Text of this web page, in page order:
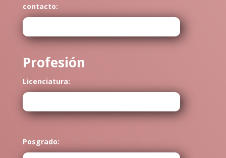
contacto:
Profesión
Licenciatura:
Posgrado: